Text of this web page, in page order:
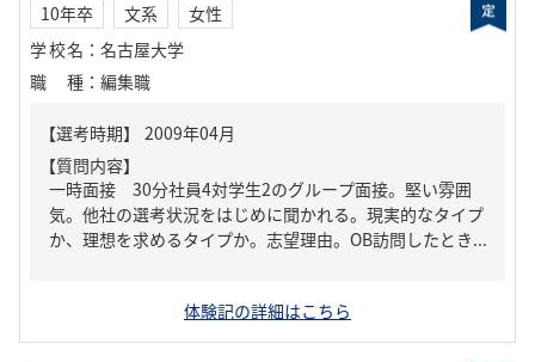
10年卒 文系
女性
学校名 ： 名古屋大学
職種 ： 編集職
【質問内容】
一時面接 30分社員4対学生2のグループ面接。堅い雰囲
気。他社の選考状況をはじめに聞かれる。現実的なタイプ
か、理想を求めるタイプか。志望理由。OB訪問したとき...
体験記の詳細はこちら